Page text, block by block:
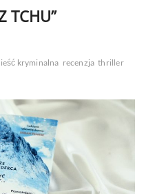
TCHU”
kryminalna recenzja thriller